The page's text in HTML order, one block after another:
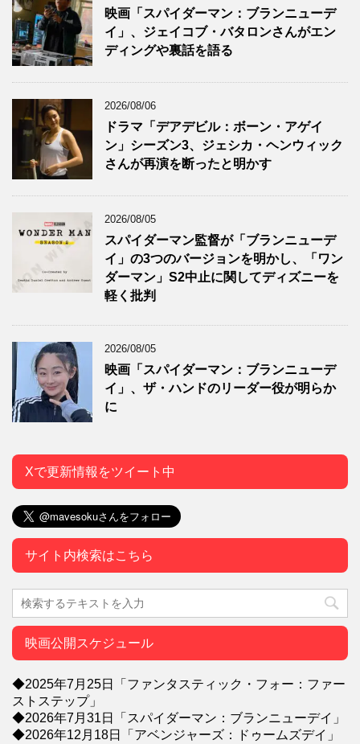
映画「スパイダーマン：ブランニューデ
イ」、ジェイコブ・バタロンさんがエン
ディングや裏話を語る
2026/08/06
ドラマ「デアデビル：ボーン・アゲイ
ン」シーズン3、ジェシカ・ヘンウィック
さんが再演を断ったと明かす
2026/08/05
スパイダーマン監督が「ブランニューデ
イ」の3つのバージョンを明かし、「ワン
ダーマン」S2中止に関してディズニーを
軽く批判
2026/08/05
映画「スパイダーマン：ブランニューデ
イ」、ザ・ハンドのリーダー役が明らか
に
Xで更新情報をツイート中
サイト内検索はこちら
映画公開スケジュール
◆2025年7月25日「ファンタスティック・フォー：ファー
ストステップ」
◆2026年7月31日「スパイダーマン：ブランニューデイ」
◆2026年12月18日「アベンジャーズ：ドゥームズデイ」